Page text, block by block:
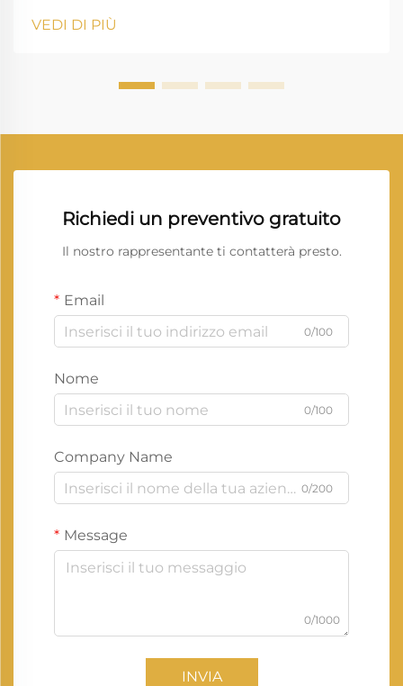
che dipendono dalla gestione digitale dei documenti,
dall'immagine di alta qualità e da un flusso di lavoro
VEDI DI PIÙ
Richiedi un preventivo gratuito
Il nostro rappresentante ti contatterà presto.
Email
0/100
Nome
0/100
Company Name
0/200
Message
0/1000
INVIA